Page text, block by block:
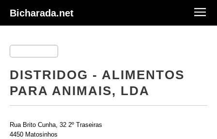
Bicharada.net
DISTRIDOG - ALIMENTOS
PARA ANIMAIS, LDA
Rua Brito Cunha, 32 2º Traseiras
4450 Matosinhos